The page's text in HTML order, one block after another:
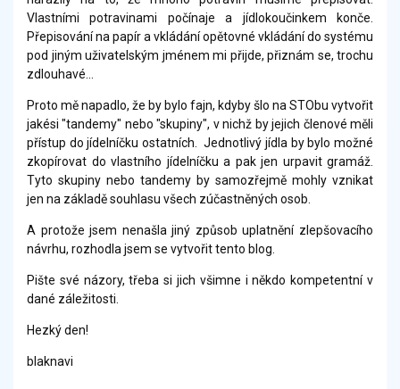
Vlastními potravinami počínaje a jídlokoučinkem konče.
Přepisování na papír a vkládání opětovné vkládání do systému
pod jiným uživatelským jménem mi přijde, přiznám se, trochu
zdlouhavé...
Proto mě napadlo, že by bylo fajn, kdyby šlo na STObu vytvořit
jakési "tandemy" nebo "skupiny", v nichž by jejich členové měli
přístup do jídelníčku ostatních. Jednotlivý jídla by bylo možné
zkopírovat do vlastního jídelníčku a pak jen urpavit gramáž.
Tyto skupiny nebo tandemy by samozřejmě mohly vznikat
jen na základě souhlasu všech zúčastněných osob.
A protože jsem nenašla jiný způsob uplatnění zlepšovacího
návrhu, rozhodla jsem se vytvořit tento blog.
Pište své názory, třeba si jich všimne i někdo kompetentní v
dané záležitosti.
Hezký den!
blaknavi